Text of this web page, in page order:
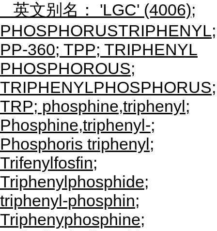
英文别名： 'LGC' (4006);
PHOSPHORUSTRIPHENYL;
PP-360; TPP; TRIPHENYL
PHOSPHOROUS;
TRIPHENYLPHOSPHORUS;
TRP; phosphine,triphenyl;
Phosphine,triphenyl-;
Phosphoris triphenyl;
Trifenylfosfin;
Triphenylphosphide;
triphenyl-phosphin;
Triphenyphosphine;